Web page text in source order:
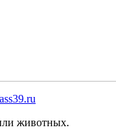
животных.